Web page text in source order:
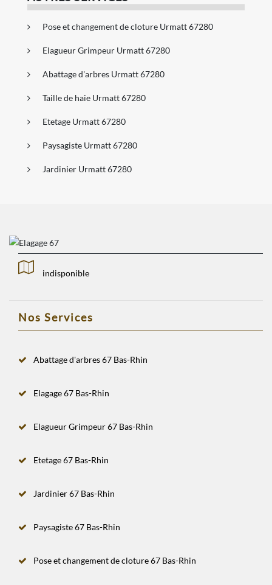
Pose et changement de cloture Urmatt 67280
Elagueur Grimpeur Urmatt 67280
Abattage d'arbres Urmatt 67280
Taille de haie Urmatt 67280
Etetage Urmatt 67280
Paysagiste Urmatt 67280
Jardinier Urmatt 67280
indisponible
Nos Services
Abattage d'arbres 67 Bas-Rhin
Elagage 67 Bas-Rhin
Elagueur Grimpeur 67 Bas-Rhin
Etetage 67 Bas-Rhin
Jardinier 67 Bas-Rhin
Paysagiste 67 Bas-Rhin
Pose et changement de cloture 67 Bas-Rhin